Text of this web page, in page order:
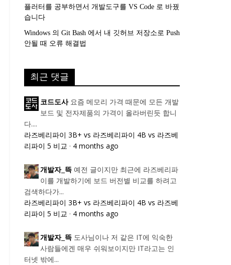
플러터를 공부하면서 개발도구를 VS Code 로 바꿨
습니다
Windows 의 Git Bash 에서 내 깃허브 저장소로 Push
안될 때 오류 해결법
최근 댓글
코드도사 요즘 메모리 가격 때문에 모든 개발
보드 및 전자제품의 가격이 올라버린듯 합니
다....
라즈베리파이 3B+ vs 라즈베리파이 4B vs 라즈베
리파이 5 비교 · 4 months ago
개발자_뜩 예전 글이지만 최근에 라즈베리파
이를 개발하기에 보드 버전별 비교를 하려고
검색하다가...
라즈베리파이 3B+ vs 라즈베리파이 4B vs 라즈베
리파이 5 비교 · 4 months ago
개발자_뜩 도사님이나 저 같은 IT에 익숙한
사람들에겐 매우 쉬워보이지만 IT라고는 인
터넷 밖에...